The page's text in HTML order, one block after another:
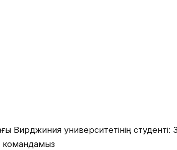
Вирджиния университетінің студенті:
командамыз